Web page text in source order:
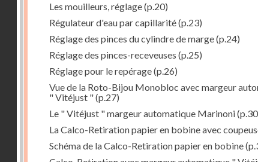
Les mouilleurs, réglage(p.20)
Régulateur d'eau par capillarité(p.23)
Réglage des pinces du cylindre de marge(p.24)
Réglage des pinces-receveuses (p.25)
Réglage pour le repérage(p.26)
Vue de la Roto-Bijou Monobloc avec margeur
" Vitéjust "(p.27)
Le " Vitéjust " margeur automatique Marinoni
La Calco-Retiration papier en bobine avec
Schéma de la Calco-Retiration papier en bobine